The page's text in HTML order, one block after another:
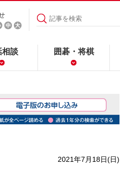
相談 囲碁・将棋
2021年7月18日(日)